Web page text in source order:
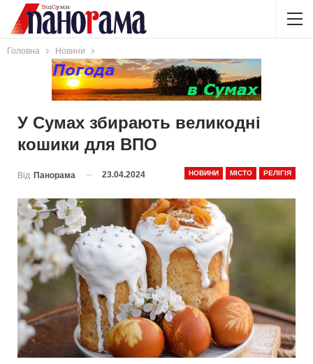
Головна Новини
У Сумах збирають великодні
кошики для ВПО
НОВИНИ МІСТО РЕЛІГІЯ
Від Панорама 23.04.2024